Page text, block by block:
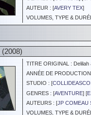
AUTEUR : [AVERY TEX]
VOLUMES, TYPE &
(2008)
TITRE ORIGINAL : Delilah
ANNÉE DE
STUDIO : [
GENRES : [AVENTURE] [
AUTEURS : [JP COMEAU
VOLUMES, TYPE &